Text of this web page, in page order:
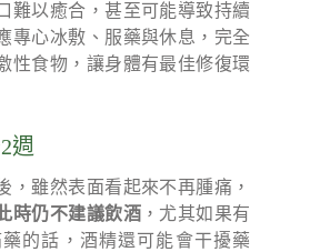
難以癒合，甚至可能導致持續
專心冰敷、服藥與休息，完全
性食物，讓身體有最佳修復環
週
，雖然表面看起來不再腫痛，
時仍不建議飲酒 ，尤其如果有
的話，酒精還可能會干擾藥